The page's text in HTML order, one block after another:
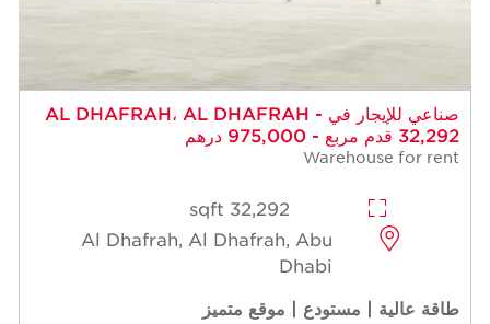
صناعي للإيجار في AL DHAFRAH، AL DHAFRAH -
32,292 قدم مربع - 975,000 درهم
Warehouse for rent
32,292 sqft
Al Dhafrah, Al Dhafrah, Abu
Dhabi
طاقة عالية | مستودع | موقع متميز